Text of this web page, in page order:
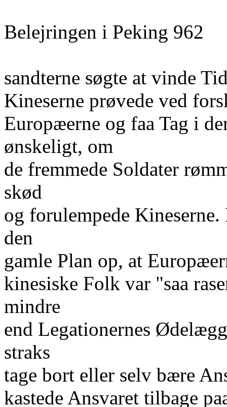
Belejringen i Peking 962
sandterne søgte at vinde
Kineserne prøvede ved
Europæerne og faa Tag i
ønskeligt, om
de fremmede Soldater
skød
og forulempede
den
gamle Plan op, at
kinesiske Folk var "saa
mindre
end Legationernes
straks
tage bort eller selv bære
kastede Ansvaret tilbage